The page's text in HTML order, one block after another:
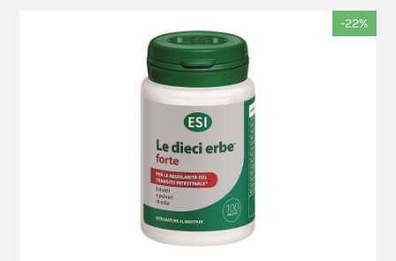
Invia
Una volta firmato il documento del corriere, il
Consumatore non potrà opporre alcuna
contestazione circa le caratteristiche dei colli
consegnati, fatto salvo quanto previsto
all’art. 15 (Diritto di Recesso).
Pur in presenza di imballo integro, il
Consumatore dovrà verificare la merce entro
8 (otto) giorni dal giorno successivo a quello
di ricevimento; eventuali danni o anomalie
occulti dovranno essere segnalate per
Consumatore, in quanto tali informazioni
vengono digitate direttamente sul sito
dell'istituto bancario che gestisce la transazione
tramite una connessione protetta che permette
di comunicare in una modalità progettata per
evitare l'intercettazione, la modifica o la
falsificazione delle informazioni. Non essendoci
trasmissione dati, non vi è la possibilità che
questi dati siano intercettati. Nessun archivio
informatico del Venditore contiene, né conserva,
tali dati; pertanto in nessun caso il Venditore
-22%